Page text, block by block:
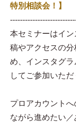
特別相談会！】
本セミナーはイ
稿やアクセスの
め、インスタグ
してご参加いた
プロアカウント
ながら進めたい